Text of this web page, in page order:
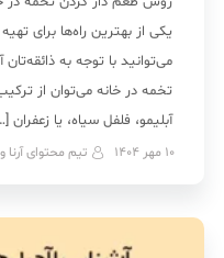
یکی از بهترین راه‌ها برای
می‌توانید با توجه به
تخمه در خانه می‌توان از
آبلیمو، فلفل سیاه، یا زعفران
10 مهر 1404 تیم محتوای آرنا